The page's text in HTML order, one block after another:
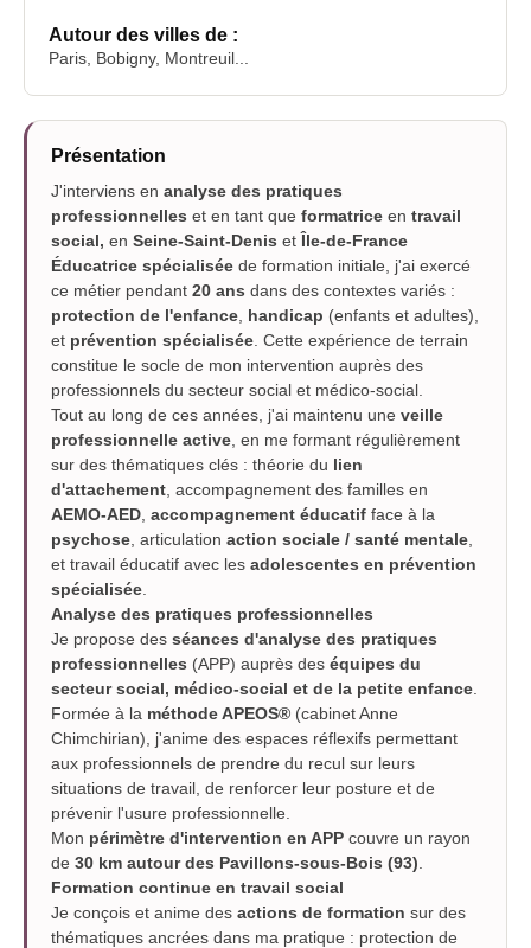
Autour des villes de :
Paris, Bobigny, Montreuil...
Présentation
J'interviens en analyse des pratiques
professionnelles et en tant que formatrice en travail
social, en Seine-Saint-Denis et Île-de-France
Éducatrice spécialisée de formation initiale, j'ai exercé
ce métier pendant 20 ans dans des contextes variés :
protection de l'enfance handicap (enfants et adultes),
et prévention spécialisée . Cette expérience de terrain
constitue le socle de mon intervention auprès des
professionnels du secteur social et médico-social.
Tout au long de ces années, j'ai maintenu une veille
professionnelle active , en me formant régulièrement
sur des thématiques clés : théorie du lien
d'attachement , accompagnement des familles en
AEMO-AED accompagnement éducatif face à la
psychose , articulation action sociale / santé mentale
et travail éducatif avec les adolescentes en prévention
spécialisée
Analyse des pratiques professionnelles
Je propose des séances d'analyse des pratiques
professionnelles (APP) auprès des équipes du
secteur social, médico-social et de la petite enfance
Formée à la méthode APEOS® (cabinet Anne
Chimchirian), j'anime des espaces réflexifs permettant
aux professionnels de prendre du recul sur leurs
situations de travail, de renforcer leur posture et de
prévenir l'usure professionnelle.
Mon périmètre d'intervention en APP couvre un rayon
de 30 km autour des Pavillons-sous-Bois (93)
Formation continue en travail social
Je conçois et anime des actions de formation sur des
thématiques ancrées dans ma pratique : protection de